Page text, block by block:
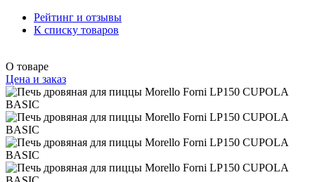
Рейтинг и отзывы
К списку товаров
О товаре
Цена и заказ